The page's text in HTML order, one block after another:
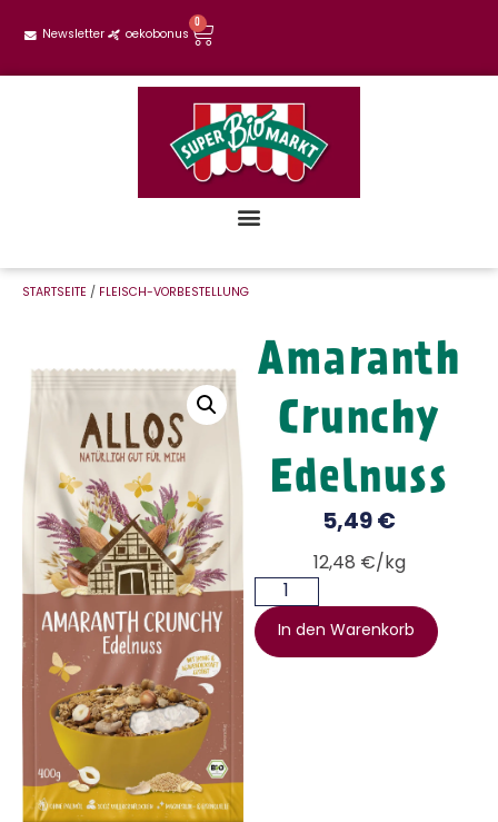
Newsletter oekobonus
0
STARTSEITE / FLEISCH-VORBESTELLUNG
Amaranth
Crunchy
Edelnuss
5,49 €
12,48 €/kg
In den Warenkorb